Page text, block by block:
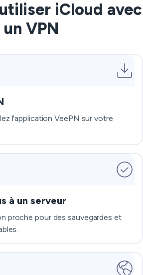
iCloud avec
un VPN
l'application VeePN sur votre
à un serveur
proche pour des sauvegardes et